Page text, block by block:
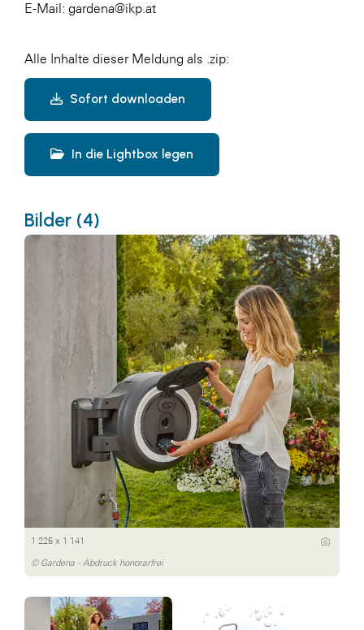
E-Mail: gardena@ikp.at
Alle Inhalte dieser Meldung als .zip:
Sofort downloaden
In die Lightbox legen
Bilder (4)
1 225 x 1 141
© Gardena - Abdruck honorarfrei